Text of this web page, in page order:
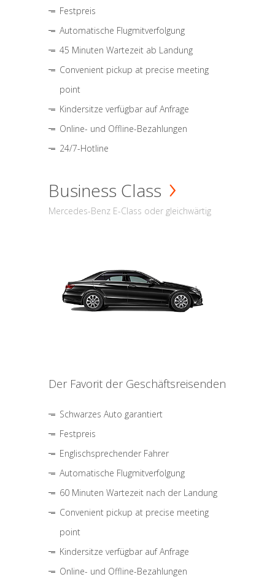
Festpreis
Automatische Flugmitverfolgung
45 Minuten Wartezeit ab Landung
Convenient pickup at precise meeting
point
Kindersitze verfügbar auf Anfrage
Online- und Offline-Bezahlungen
24/7-Hotline
Business Class
Mercedes-Benz E-Class oder gleichwärtig
Der Favorit der Geschäftsreisenden
Schwarzes Auto garantiert
Festpreis
Englischsprechender Fahrer
Automatische Flugmitverfolgung
60 Minuten Wartezeit nach der Landung
Convenient pickup at precise meeting
point
Kindersitze verfügbar auf Anfrage
Online- und Offline-Bezahlungen